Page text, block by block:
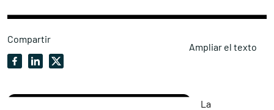
Compartir
Ampliar el texto
La